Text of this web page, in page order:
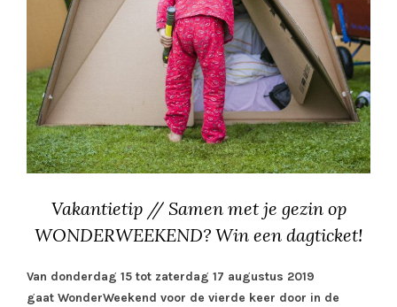
Vakantietip // Samen met je gezin op
WONDERWEEKEND? Win een dagticket!
Van donderdag 15 tot zaterdag 17 augustus 2019
gaat WonderWeekend voor de vierde keer door in de